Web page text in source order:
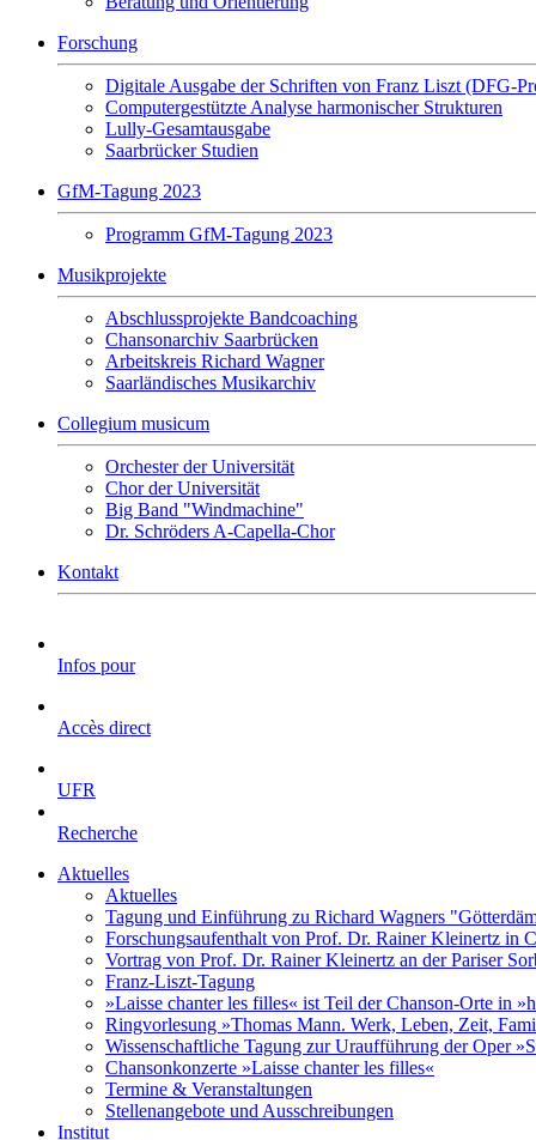
Forschung
Digitale Ausgabe der Schriften von Franz Liszt (DFG-
Computergestützte Analyse harmonischer Strukturen
Lully-Gesamtausgabe
Saarbrücker Studien
GfM-Tagung 2023
Programm GfM-Tagung 2023
Musikprojekte
Abschlussprojekte Bandcoaching
Chansonarchiv Saarbrücken
Arbeitskreis Richard Wagner
Saarländisches Musikarchiv
Collegium musicum
Orchester der Universität
Chor der Universität
Big Band "Windmachine"
Dr. Schröders A-Capella-Chor
Kontakt
Infos pour
Accès direct
UFR
Recherche
Aktuelles
Aktuelles
Tagung und Einführung zu Richard Wagners
Forschungsaufenthalt von Prof. Dr. Rainer Kleinertz in
Vortrag von Prof. Dr. Rainer Kleinertz an der Pariser
Franz-Liszt-Tagung
»Laisse chanter les filles« ist Teil der Chanson-Orte in
Ringvorlesung »Thomas Mann. Werk, Leben, Zeit,
Wissenschaftliche Tagung zur Uraufführung der Oper
Chansonkonzerte »Laisse chanter les filles«
Termine & Veranstaltungen
Stellenangebote und Ausschreibungen
Institut